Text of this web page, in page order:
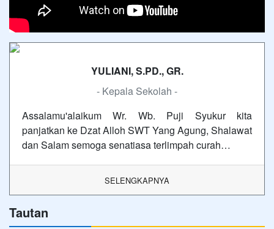
YULIANI, S.PD., GR.
- Kepala Sekolah -
Assalamu'alaikum Wr. Wb. Puji Syukur kita
panjatkan ke Dzat Alloh SWT Yang Agung, Shalawat
dan Salam semoga senatiasa terlimpah curah…
SELENGKAPNYA
Tautan